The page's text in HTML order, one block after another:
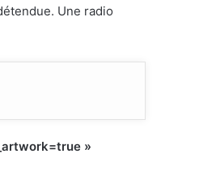
Une radio
»